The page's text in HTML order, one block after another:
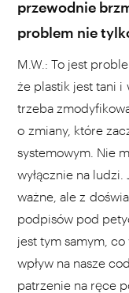
przewodnie
problem nie
M.W.: To jest
że plastik jest tani
trzeba
o zmiany, które
systemowym. Nie
wyłącznie na ludzi.
ważne, ale z
podpisów pod
jest tym samym,
wpływ na nasze
patrzenie na ręce